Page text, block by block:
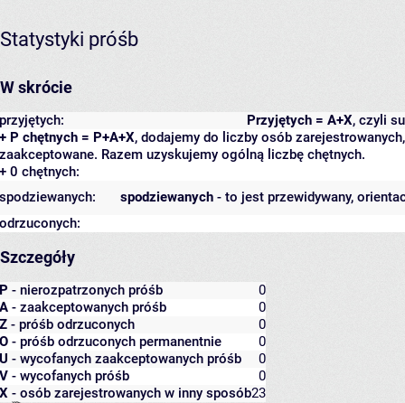
Statystyki próśb
W skrócie
Przyjętych = A+X, czyli
przyjętych:
+ P chętnych = P+A+X, dodajemy do liczby osób
zaakceptowane. Razem uzyskujemy ogólną liczbę chętnych.
+ 0 chętnych:
spodziewanych - to jest przewidywany,
spodziewanych:
odrzuconych:
Szczegóły
P - nierozpatrzonych próśb
0
A - zaakceptowanych próśb
0
Z - próśb odrzuconych
0
O - próśb odrzuconych permanentnie
0
U - wycofanych zaakceptowanych próśb
0
V - wycofanych próśb
0
X - osób zarejestrowanych w inny sposób23